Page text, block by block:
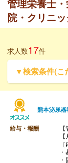
管理栄養士
院・クリニッ
求人数17件
▼検索条件(こ
熊本泌尿
給与・報酬